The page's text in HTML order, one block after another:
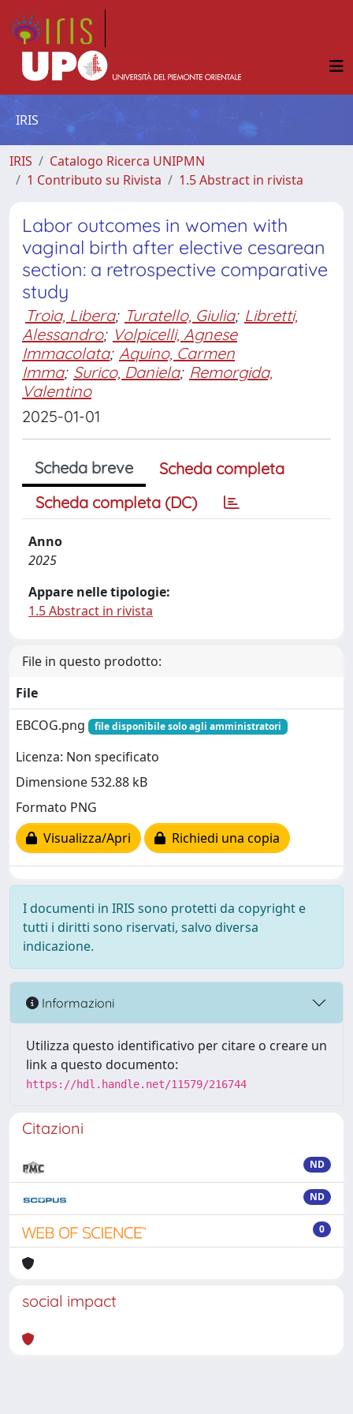
IRIS
IRIS
Catalogo Ricerca UNIPMN
1 Contributo su Rivista
1.5 Abstract in rivista
Labor outcomes in women with
vaginal birth after elective cesarean
section: a retrospective comparative
study
Troìa, Libera; Turatello, Giulia; Libretti,
Alessandro; Volpicelli, Agnese
Immacolata; Aquino, Carmen
Imma; Surico, Daniela; Remorgida,
Valentino
2025-01-01
Scheda breve
Scheda completa
Scheda completa (DC)
Anno
2025
Appare nelle tipologie:
1.5 Abstract in rivista
File in questo prodotto:
File
EBCOG.png
file disponibile solo agli amministratori
Licenza: Non specificato
Dimensione 532.88 kB
Formato PNG
Visualizza/Apri
Richiedi una copia
I documenti in IRIS sono protetti da copyright e
tutti i diritti sono riservati, salvo diversa
indicazione.
Informazioni
Utilizza questo identificativo per citare o creare un
link a questo documento:
https://hdl.handle.net/11579/216744
Citazioni
ND
ND
0
social impact